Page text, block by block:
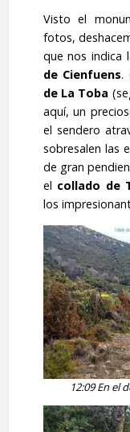
Visto el
fotos,
que nos indica
de Cienfuens.
de La Toba
aquí, un
el sendero
sobresalen las
de gran
el collado de
los
12:09 En el